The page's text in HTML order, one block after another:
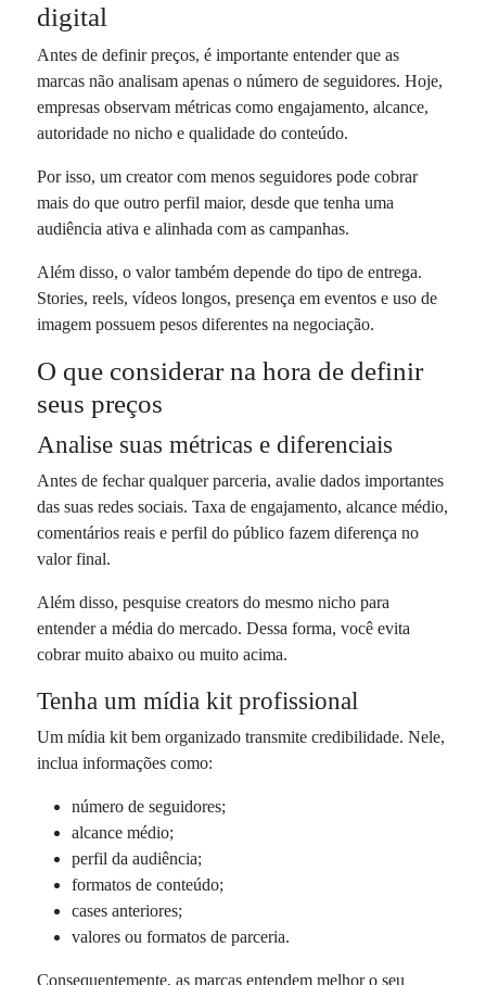
digital
Antes de definir preços, é importante entender que as
marcas não analisam apenas o número de seguidores. Hoje,
empresas observam métricas como engajamento, alcance,
autoridade no nicho e qualidade do conteúdo.
Por isso, um creator com menos seguidores pode cobrar
mais do que outro perfil maior, desde que tenha uma
audiência ativa e alinhada com as campanhas.
Além disso, o valor também depende do tipo de entrega.
Stories, reels, vídeos longos, presença em eventos e uso de
imagem possuem pesos diferentes na negociação.
O que considerar na hora de definir
seus preços
Analise suas métricas e diferenciais
Antes de fechar qualquer parceria, avalie dados importantes
das suas redes sociais. Taxa de engajamento, alcance médio,
comentários reais e perfil do público fazem diferença no
valor final.
Além disso, pesquise creators do mesmo nicho para
entender a média do mercado. Dessa forma, você evita
cobrar muito abaixo ou muito acima.
Tenha um mídia kit profissional
Um mídia kit bem organizado transmite credibilidade. Nele,
inclua informações como:
número de seguidores;
alcance médio;
perfil da audiência;
formatos de conteúdo;
cases anteriores;
valores ou formatos de parceria.
Consequentemente, as marcas entendem melhor o seu